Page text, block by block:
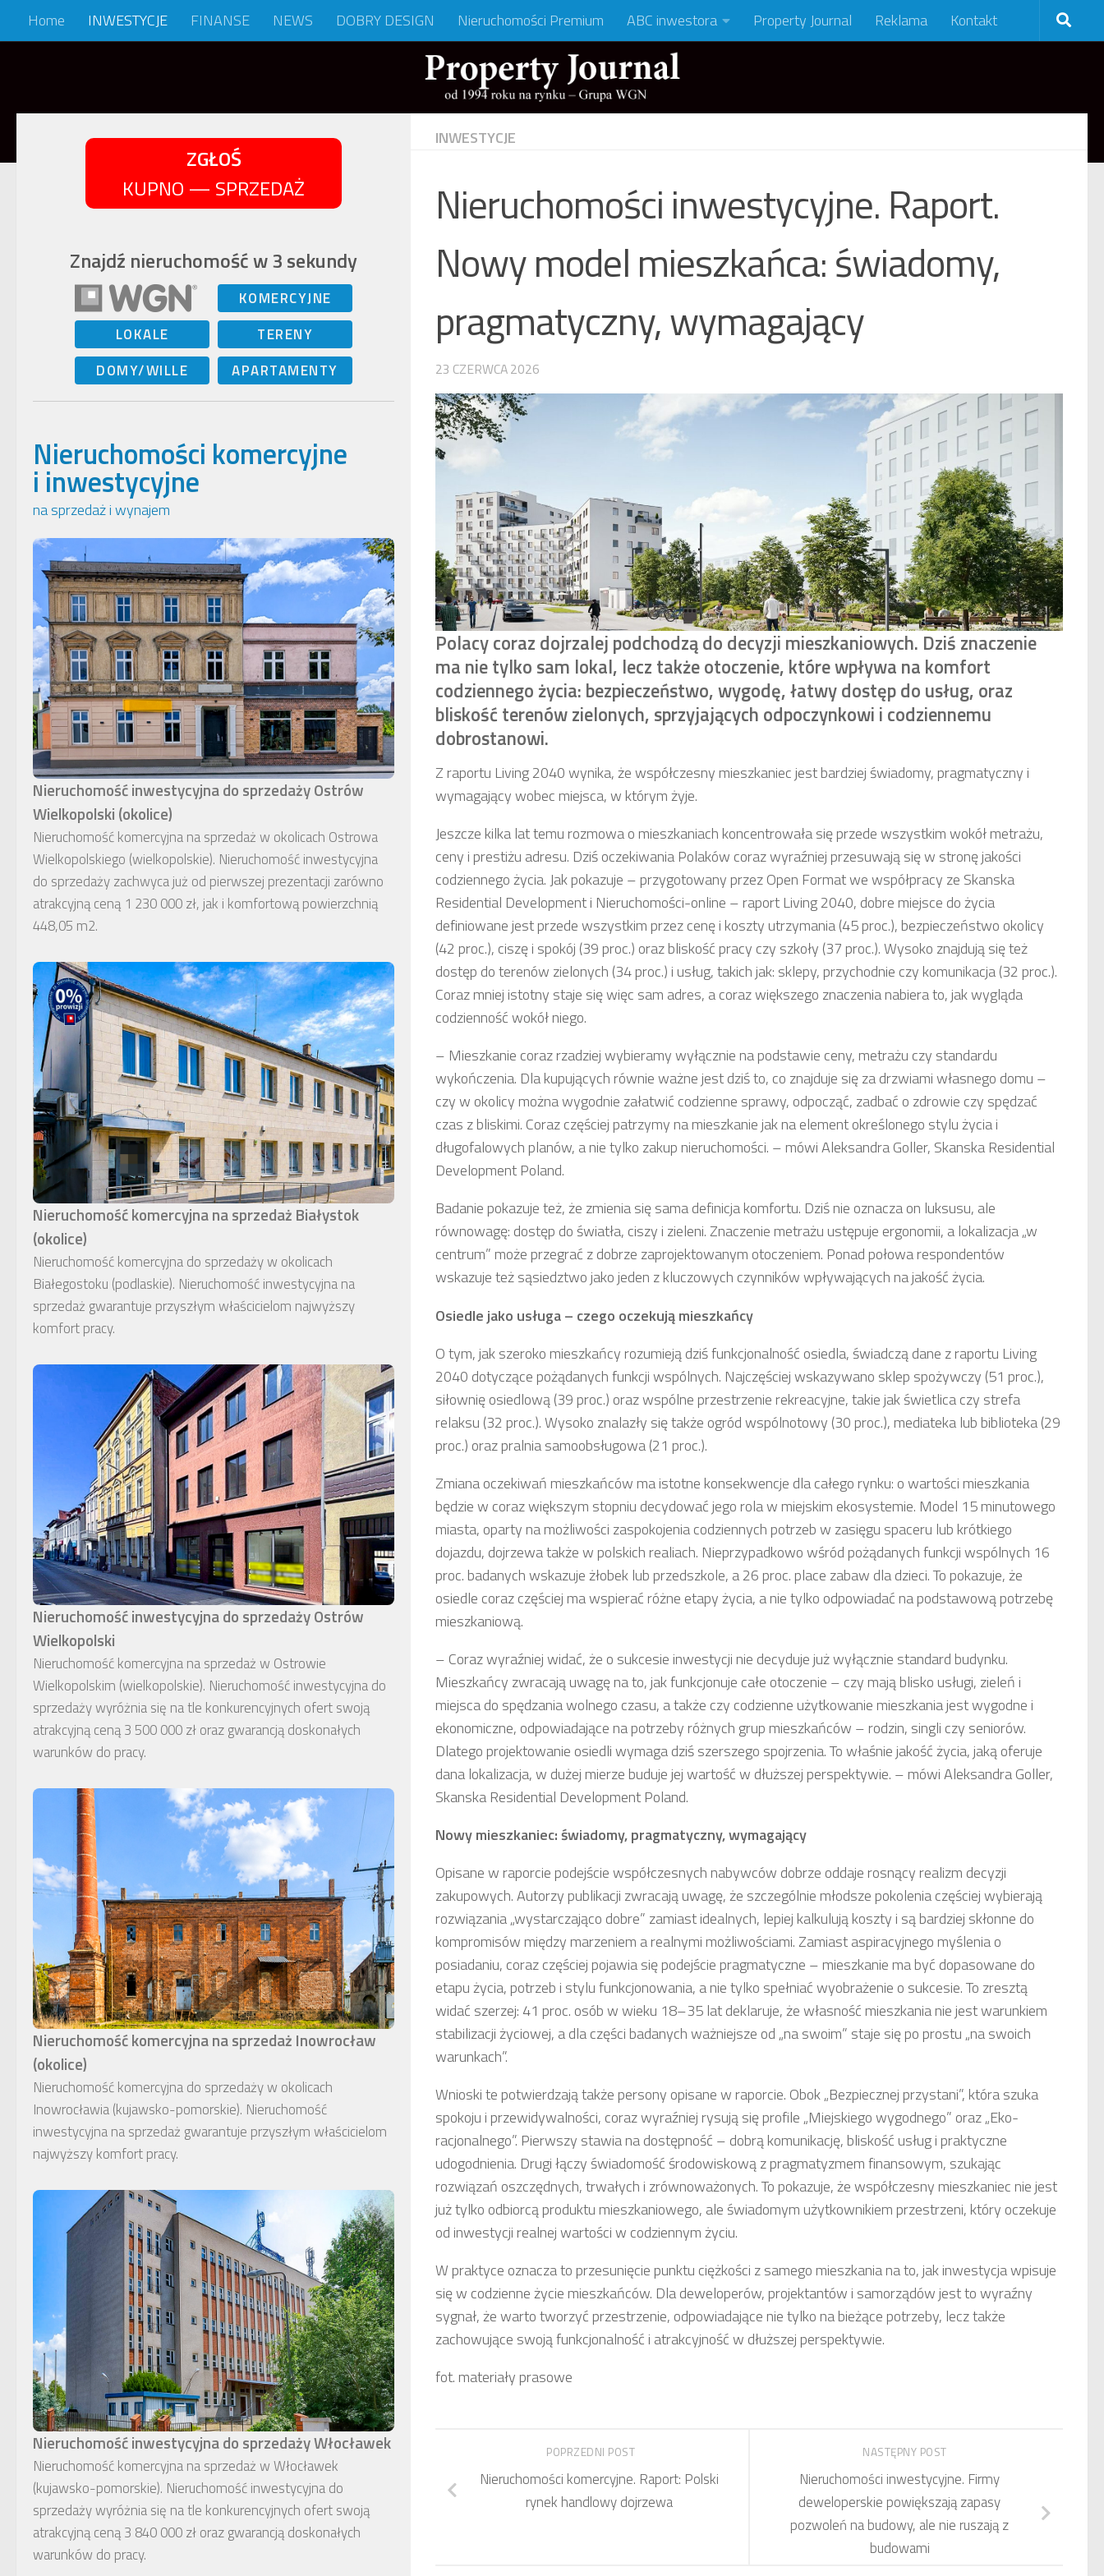
Skip to content
Home INWESTYCJE FINANSE NEWS DOBRY DESIGN Nieruchomości Premium ABC inwestora Property Journal Reklama Kontakt
INWESTYCJE
Nieruchomości inwestycyjne. Raport.
Nowy model mieszkańca: świadomy,
pragmatyczny, wymagający
23 CZERWCA 2026
Polacy coraz dojrzalej podchodzą do decyzji mieszkaniowych. Dziś znaczenie
ma nie tylko sam lokal, lecz także otoczenie, które wpływa na komfort
codziennego życia: bezpieczeństwo, wygodę, łatwy dostęp do usług, oraz
bliskość terenów zielonych, sprzyjających odpoczynkowi i codziennemu
dobrostanowi.
Z raportu Living 2040 wynika, że współczesny mieszkaniec jest bardziej świadomy, pragmatyczny i
wymagający wobec miejsca, w którym żyje.
Jeszcze kilka lat temu rozmowa o mieszkaniach koncentrowała się przede wszystkim wokół metrażu,
ceny i prestiżu adresu. Dziś oczekiwania Polaków coraz wyraźniej przesuwają się w stronę jakości
codziennego życia. Jak pokazuje – przygotowany przez Open Format we współpracy ze Skanska
Residential Development i Nieruchomości-online – raport Living 2040, dobre miejsce do życia
definiowane jest przede wszystkim przez cenę i koszty utrzymania (45 proc.), bezpieczeństwo okolicy
(42 proc.), ciszę i spokój (39 proc.) oraz bliskość pracy czy szkoły (37 proc.). Wysoko znajdują się też
dostęp do terenów zielonych (34 proc.) i usług, takich jak: sklepy, przychodnie czy komunikacja (32 proc.).
Coraz mniej istotny staje się więc sam adres, a coraz większego znaczenia nabiera to, jak wygląda
codzienność wokół niego.
– Mieszkanie coraz rzadziej wybieramy wyłącznie na podstawie ceny, metrażu czy standardu
wykończenia. Dla kupujących równie ważne jest dziś to, co znajduje się za drzwiami własnego domu –
czy w okolicy można wygodnie załatwić codzienne sprawy, odpocząć, zadbać o zdrowie czy spędzać
czas z bliskimi. Coraz częściej patrzymy na mieszkanie jak na element określonego stylu życia i
długofalowych planów, a nie tylko zakup nieruchomości. – mówi Aleksandra Goller, Skanska Residential
Development Poland.
Badanie pokazuje też, że zmienia się sama definicja komfortu. Dziś nie oznacza on luksusu, ale
równowagę: dostęp do światła, ciszy i zieleni. Znaczenie metrażu ustępuje ergonomii, a lokalizacja „w
centrum” może przegrać z dobrze zaprojektowanym otoczeniem. Ponad połowa respondentów
wskazuje też sąsiedztwo jako jeden z kluczowych czynników wpływających na jakość życia.
Osiedle jako usługa – czego oczekują mieszkańcy
O tym, jak szeroko mieszkańcy rozumieją dziś funkcjonalność osiedla, świadczą dane z raportu Living
2040 dotyczące pożądanych funkcji wspólnych. Najczęściej wskazywano sklep spożywczy (51 proc.),
siłownię osiedlową (39 proc.) oraz wspólne przestrzenie rekreacyjne, takie jak świetlica czy strefa
relaksu (32 proc.). Wysoko znalazły się także ogród wspólnotowy (30 proc.), mediateka lub biblioteka (29
proc.) oraz pralnia samoobsługowa (21 proc.).
Zmiana oczekiwań mieszkańców ma istotne konsekwencje dla całego rynku: o wartości mieszkania
będzie w coraz większym stopniu decydować jego rola w miejskim ekosystemie. Model 15 minutowego
miasta, oparty na możliwości zaspokojenia codziennych potrzeb w zasięgu spaceru lub krótkiego
dojazdu, dojrzewa także w polskich realiach. Nieprzypadkowo wśród pożądanych funkcji wspólnych 16
proc. badanych wskazuje żłobek lub przedszkole, a 26 proc. place zabaw dla dzieci. To pokazuje, że
osiedle coraz częściej ma wspierać różne etapy życia, a nie tylko odpowiadać na podstawową potrzebę
mieszkaniową.
– Coraz wyraźniej widać, że o sukcesie inwestycji nie decyduje już wyłącznie standard budynku.
Mieszkańcy zwracają uwagę na to, jak funkcjonuje całe otoczenie – czy mają blisko usługi, zieleń i
miejsca do spędzania wolnego czasu, a także czy codzienne użytkowanie mieszkania jest wygodne i
ekonomiczne, odpowiadające na potrzeby różnych grup mieszkańców – rodzin, singli czy seniorów.
Dlatego projektowanie osiedli wymaga dziś szerszego spojrzenia. To właśnie jakość życia, jaką oferuje
dana lokalizacja, w dużej mierze buduje jej wartość w dłuższej perspektywie. – mówi Aleksandra Goller,
Skanska Residential Development Poland.
Nowy mieszkaniec: świadomy, pragmatyczny, wymagający
Opisane w raporcie podejście współczesnych nabywców dobrze oddaje rosnący realizm decyzji
zakupowych. Autorzy publikacji zwracają uwagę, że szczególnie młodsze pokolenia częściej wybierają
rozwiązania „wystarczająco dobre” zamiast idealnych, lepiej kalkulują koszty i są bardziej skłonne do
kompromisów między marzeniem a realnymi możliwościami. Zamiast aspiracyjnego myślenia o
posiadaniu, coraz częściej pojawia się podejście pragmatyczne – mieszkanie ma być dopasowane do
etapu życia, potrzeb i stylu funkcjonowania, a nie tylko spełniać wyobrażenie o sukcesie. To zresztą
widać szerzej: 41 proc. osób w wieku 18–35 lat deklaruje, że własność mieszkania nie jest warunkiem
stabilizacji życiowej, a dla części badanych ważniejsze od „na swoim” staje się po prostu „na swoich
warunkach”.
Wnioski te potwierdzają także persony opisane w raporcie. Obok „Bezpiecznej przystani”, która szuka
spokoju i przewidywalności, coraz wyraźniej rysują się profile „Miejskiego wygodnego” oraz „Eko-
racjonalnego”. Pierwszy stawia na dostępność – dobrą komunikację, bliskość usług i praktyczne
udogodnienia. Drugi łączy świadomość środowiskową z pragmatyzmem finansowym, szukając
rozwiązań oszczędnych, trwałych i zrównoważonych. To pokazuje, że współczesny mieszkaniec nie jest
już tylko odbiorcą produktu mieszkaniowego, ale świadomym użytkownikiem przestrzeni, który oczekuje
od inwestycji realnej wartości w codziennym życiu.
W praktyce oznacza to przesunięcie punktu ciężkości z samego mieszkania na to, jak inwestycja wpisuje
się w codzienne życie mieszkańców. Dla deweloperów, projektantów i samorządów jest to wyraźny
sygnał, że warto tworzyć przestrzenie, odpowiadające nie tylko na bieżące potrzeby, lecz także
zachowujące swoją funkcjonalność i atrakcyjność w dłuższej perspektywie.
fot. materiały prasowe
NASTĘPNY POST
Nieruchomości inwestycyjne. Firmy
deweloperskie powiększają zapasy
pozwoleń na budowy, ale nie ruszają z
budowami
POPRZEDNI POST
Nieruchomości komercyjne. Raport: Polski
rynek handlowy dojrzewa
ZGŁOŚ
KUPNO — SPRZEDAŻ
Znajdź nieruchomość w 3 sekundy
KOMERCYJNE
LOKALE
TERENY
DOMY/WILLE
APARTAMENTY
Nieruchomości komercyjne
i inwestycyjne
na sprzedaż i wynajem
Nieruchomość inwestycyjna do sprzedaży Ostrów
Wielkopolski (okolice)
Nieruchomość komercyjna na sprzedaż w okolicach Ostrowa
Wielkopolskiego (wielkopolskie). Nieruchomość inwestycyjna
do sprzedaży zachwyca już od pierwszej prezentacji zarówno
atrakcyjną ceną 1 230 000 zł, jak i komfortową powierzchnią
448,05 m2.
Nieruchomość komercyjna na sprzedaż Białystok
(okolice)
Nieruchomość komercyjna do sprzedaży w okolicach
Białegostoku (podlaskie). Nieruchomość inwestycyjna na
sprzedaż gwarantuje przyszłym właścicielom najwyższy
komfort pracy.
Nieruchomość inwestycyjna do sprzedaży Ostrów
Wielkopolski
Nieruchomość komercyjna na sprzedaż w Ostrowie
Wielkopolskim (wielkopolskie). Nieruchomość inwestycyjna do
sprzedaży wyróżnia się na tle konkurencyjnych ofert swoją
atrakcyjną ceną 3 500 000 zł oraz gwarancją doskonałych
warunków do pracy.
Nieruchomość komercyjna na sprzedaż Inowrocław
(okolice)
Nieruchomość komercyjna do sprzedaży w okolicach
Inowrocławia (kujawsko-pomorskie). Nieruchomość
inwestycyjna na sprzedaż gwarantuje przyszłym właścicielom
najwyższy komfort pracy.
Nieruchomość inwestycyjna do sprzedaży Włocławek
Nieruchomość komercyjna na sprzedaż w Włocławek
(kujawsko-pomorskie). Nieruchomość inwestycyjna do
sprzedaży wyróżnia się na tle konkurencyjnych ofert swoją
atrakcyjną ceną 3 840 000 zł oraz gwarancją doskonałych
warunków do pracy.